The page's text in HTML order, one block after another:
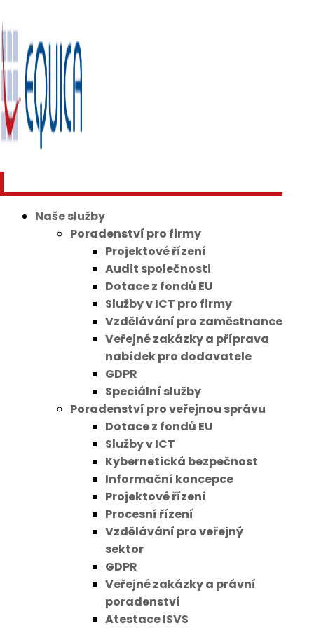
Naše služby
Poradenství pro firmy
Projektové řízení
Audit společnosti
Dotace z fondů EU
Služby v ICT pro firmy
Vzdělávání pro zaměstnance
Veřejné zakázky a příprava
nabídek pro dodavatele
GDPR
Speciální služby
Poradenství pro veřejnou správu
Dotace z fondů EU
Služby v ICT
Kybernetická bezpečnost
Informační koncepce
Projektové řízení
Procesní řízení
Vzdělávání pro veřejný
sektor
GDPR
Veřejné zakázky a právní
poradenství
Atestace ISVS